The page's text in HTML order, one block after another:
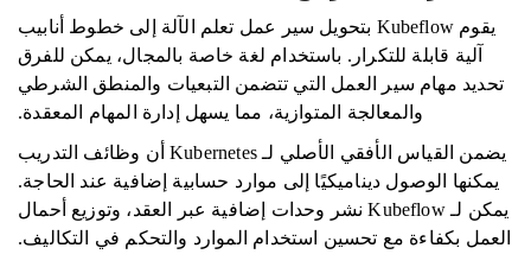
يقوم Kubeflow بتحويل سير عمل تعلم الآلة إلى خطوط أنابيب
آلية قابلة للتكرار. باستخدام لغة خاصة بالمجال، يمكن للفرق
تحديد مهام سير العمل التي تتضمن التبعيات والمنطق الشرطي
والمعالجة المتوازية، مما يسهل إدارة المهام المعقدة.
يضمن القياس الأفقي الأصلي لـ Kubernetes أن وظائف التدريب
يمكنها الوصول ديناميكيًا إلى موارد حسابية إضافية عند الحاجة.
يمكن لـ Kubeflow نشر وحدات إضافية عبر العقد، وتوزيع أحمال
العمل بكفاءة مع تحسين استخدام الموارد والتحكم في التكاليف.